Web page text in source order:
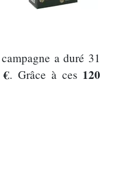
a duré 31
€. Grâce à ces 120